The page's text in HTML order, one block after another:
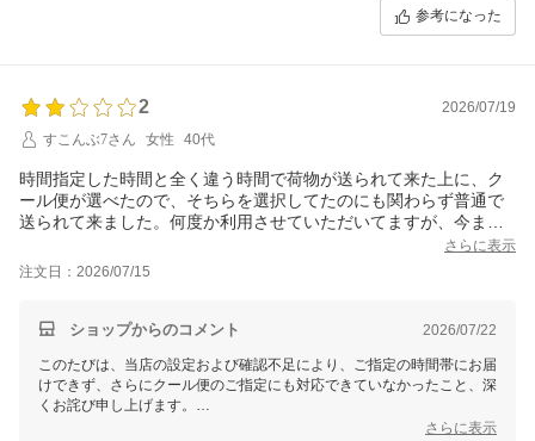
参考になった
2
2026/07/19
すこんぶ7さん
女性 40代
時間指定した時間と全く違う時間で荷物が送られて来た上に、ク
ール便が選べたので、そちらを選択してたのにも関わらず普通で
送られて来ました。何度か利用させていただいてますが、今まで
さらに表示
注文日：2026/07/15
ショップからのコメント 2026/07/22
このたびは、当店の設定および確認不足により、ご指定の時間帯にお届
けできず、さらにクール便のご指定にも対応できていなかったこと、深
くお詫び申し上げます。
さらに表示